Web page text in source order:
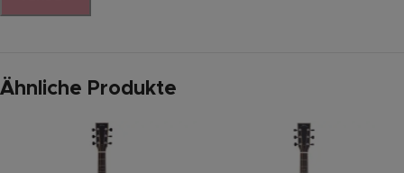
Ähnliche Produkte